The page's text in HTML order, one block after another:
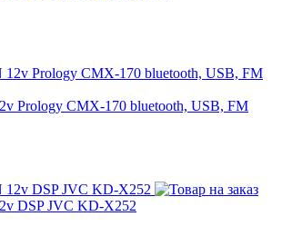
Prology CMX-170 bluetooth, USB, FM
DSP JVC KD-X252